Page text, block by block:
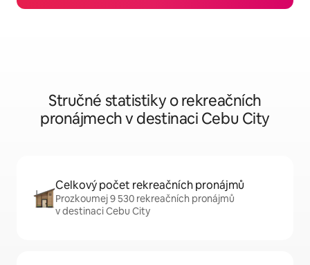
Stručné statistiky o rekreačních
pronájmech v destinaci Cebu City
Celkový počet rekreačních pronájmů
Prozkoumej 9 530 rekreačních pronájmů
v destinaci Cebu City